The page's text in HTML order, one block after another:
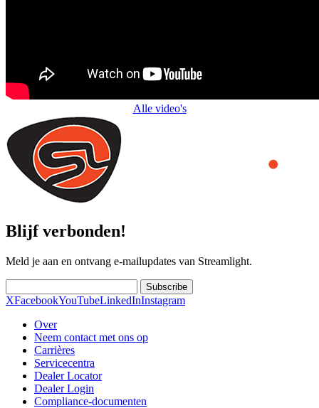
Alle video's
Blijf verbonden!
Meld je aan en ontvang e-mailupdates van Streamlight.
Subscribe
XFacebookYouTubeLinkedInInstagram
Over
Neem contact met ons op
Carrières
Servicecentra
Dealer Locator
Dealer Login
Compliance-documenten